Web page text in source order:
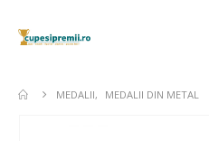
MEDALII, MEDALII DIN METAL